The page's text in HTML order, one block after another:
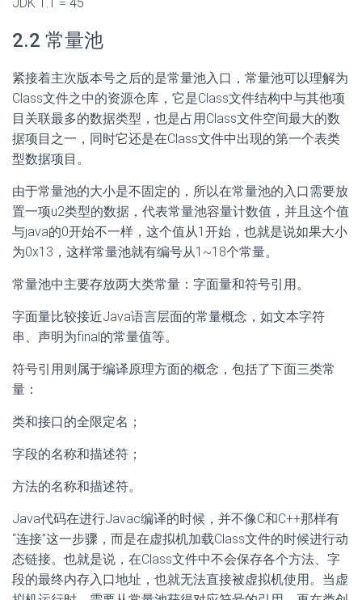
2.2 常量池
紧接着主次版本号之后的是常量池入口，常量池可以理解为
Class文件之中的资源仓库，它是Class文件结构中与其他项
目关联最多的数据类型，也是占用Class文件空间最大的数
据项目之一，同时它还是在Class文件中出现的第一个表类
型数据项目。
由于常量池的大小是不固定的，所以在常量池的入口需要放
置一项u2类型的数据，代表常量池容量计数值，并且这个值
与java的0开始不一样，这个值从1开始，也就是说如果大小
为0x13，这样常量池就有编号从1~18个常量。
常量池中主要存放两大类常量：字面量和符号引用。
字面量比较接近Java语言层面的常量概念，如文本字符
串、声明为final的常量值等。
符号引用则属于编译原理方面的概念，包括了下面三类常
量：
类和接口的全限定名；
字段的名称和描述符；
方法的名称和描述符。
Java代码在进行Javac编译的时候，并不像C和C++那样有
“连接”这一步骤，而是在虚拟机加载Class文件的时候进行动
态链接。也就是说，在Class文件中不会保存各个方法、字
段的最终内存入口地址，也就无法直接被虚拟机使用。当虚